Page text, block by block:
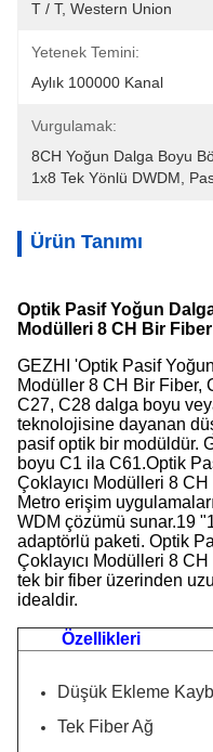
T / T, Western Union
Yetenek Temini:
Aylık 100000 Kanal
Vurgulamak:
8CH Yoğun Dalga Boyu
1x8 Tek Yönlü DWDM
Ürün Tanımı
Optik Pasif Yoğun
Modülleri 8 CH Bir Fiber
GEZHI 'Optik Pasif
Modüller 8 CH Bir Fiber,
C27, C28 dalga boyu
teknolojisine dayanan
pasif optik bir modüldür.
boyu C1 ila C61.Optik
Çoklayıcı Modülleri 8
Metro erişim
WDM çözümü sunar.19
adaptörlü paketi. Optik
Çoklayıcı Modülleri 8
tek bir fiber üzerinden
idealdir.
Özellikleri
Düşük Ekleme
Tek Fiber Ağ